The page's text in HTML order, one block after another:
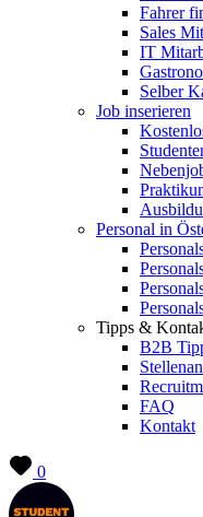
Fahrer
Sales
IT
Selber
Job inserieren
Personal in
Tipps &
B2B
FAQ
Kontakt
0